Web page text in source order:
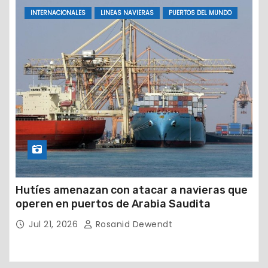
INTERNACIONALES LINEAS NAVIERAS PUERTOS DEL MUNDO
Hutíes amenazan con atacar a navieras que
operen en puertos de Arabia Saudita
Jul 21, 2026 Rosanid Dewendt